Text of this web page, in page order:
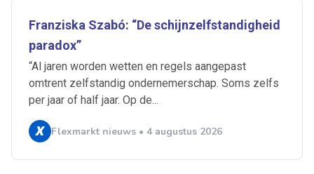
Franziska Szabó: “De schijnzelfstandigheid
paradox”
“Al jaren worden wetten en regels aangepast
omtrent zelfstandig ondernemerschap. Soms zelfs
per jaar of half jaar. Op de...
Flexmarkt nieuws • 4 augustus 2026